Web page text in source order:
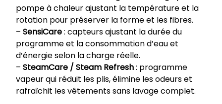
pompe à chaleur ajustant la température et la
rotation pour préserver la forme et les fibres.
– SensiCare: capteurs ajustant la durée du
programme et la consommation d’eau et
d’énergie selon la charge réelle.
– SteamCare / Steam Refresh: programme
vapeur qui réduit les plis, élimine les odeurs et
rafraîchit les vêtements sans lavage complet.